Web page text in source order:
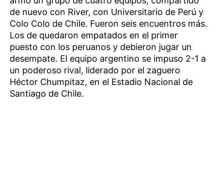
de nuevo con River, con Universitario de Perú y
Colo Colo de Chile. Fueron seis encuentros más.
Los de quedaron empatados en el primer
puesto con los peruanos y debieron jugar un
desempate. El equipo argentino se impuso 2-1 a
un poderoso rival, liderado por el zaguero
Héctor Chumpitaz, en el Estadio Nacional de
Santiago de Chile.